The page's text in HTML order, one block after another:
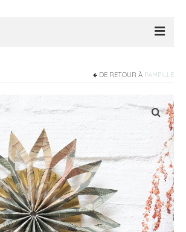
DE RETOUR À PAMPILLE